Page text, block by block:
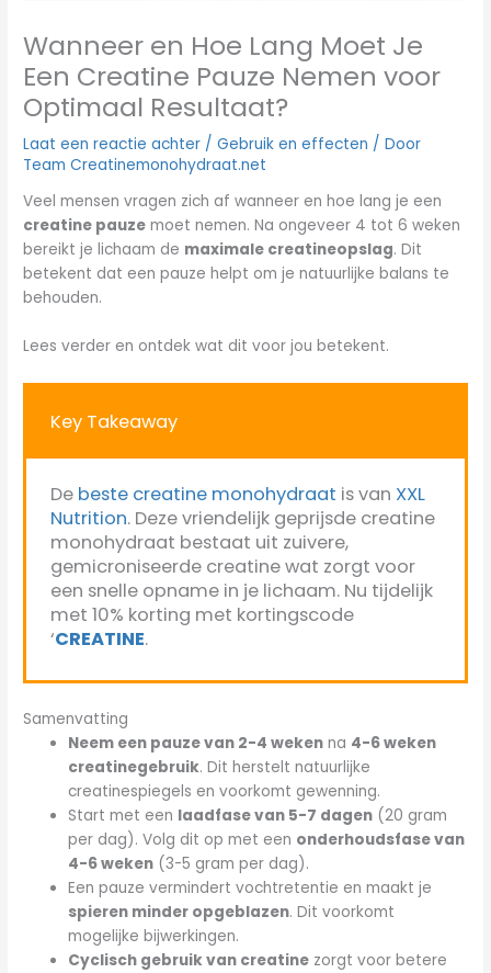
Wanneer en Hoe Lang Moet Je
Een Creatine Pauze Nemen voor
Optimaal Resultaat?
Laat een reactie achter /Gebruik en effecten / Door
Team Creatinemonohydraat.net
Veel mensen vragen zich af wanneer en hoe lang je een
creatine pauze moet nemen. Na ongeveer 4 tot 6 weken
bereikt je lichaam de maximale creatineopslag. Dit
betekent dat een pauze helpt om je natuurlijke balans te
behouden.
Lees verder en ontdek wat dit voor jou betekent.
Key Takeaway
De beste creatine monohydraat is van XXL
Nutrition. Deze vriendelijk geprijsde creatine
monohydraat bestaat uit zuivere,
gemicroniseerde creatine wat zorgt voor
een snelle opname in je lichaam. Nu tijdelijk
met 10% korting met kortingscode
‘CREATINE.
Samenvatting
Neem een pauze van 2-4 weken na 4-6 weken
creatinegebruik. Dit herstelt natuurlijke
creatinespiegels en voorkomt gewenning.
Start met een laadfase van 5-7 dagen (20 gram
per dag). Volg dit op met een onderhoudsfase van
4-6 weken (3-5 gram per dag).
Een pauze vermindert vochtretentie en maakt je
spieren minder opgeblazen. Dit voorkomt
mogelijke bijwerkingen.
Cyclisch gebruik van creatine zorgt voor betere